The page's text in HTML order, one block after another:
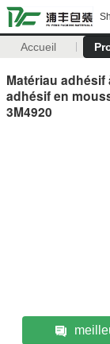
Accueil
Matériau
adhésif en
3M4920